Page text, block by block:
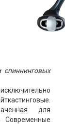
спиннинговых
для
Современные